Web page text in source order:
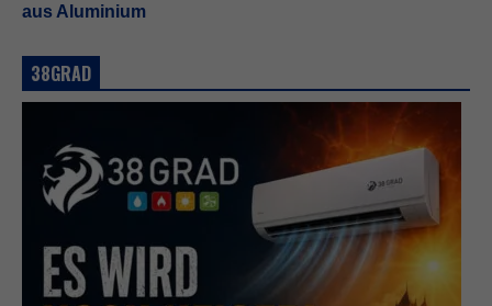
aus Aluminium
38GRAD